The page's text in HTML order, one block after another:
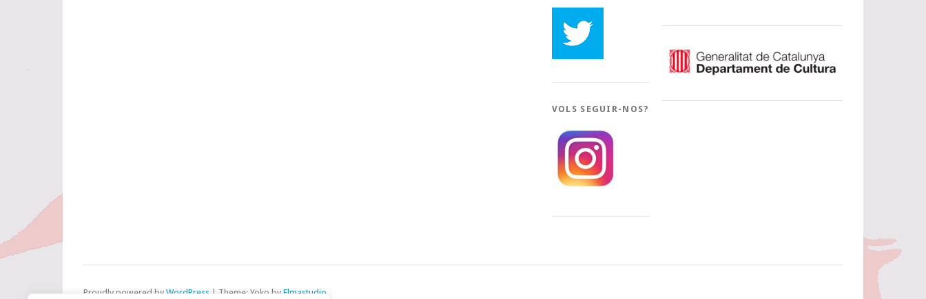
VOLS SEGUIR-NOS?
Proudly powered by WordPress | Theme: Yoko by Elmastudio